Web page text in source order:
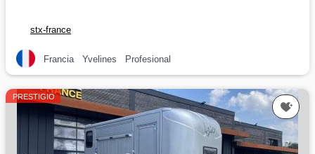
stx-france
Francia Yvelines Profesional
PRESTIGIO